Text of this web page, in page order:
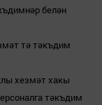
белән
тә тәкъдим
хезмәт хакы
тәкъдим